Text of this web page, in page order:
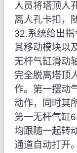
人员将塔顶人
离人孔卡扣，
32.系统给出指
其移动模块以
无杆气缸滑动
完全脱离塔顶
作。第一摆动
动作，同时其
第一无杆气缸
均跟随一起转
通道自动打开。